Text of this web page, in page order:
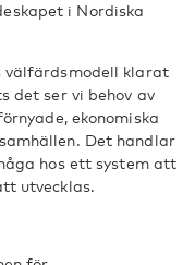
i Nordiska
välfärdsmodell klarat
det ser vi behov av
ekonomiska
Det handlar
hos ett system att
utvecklas.